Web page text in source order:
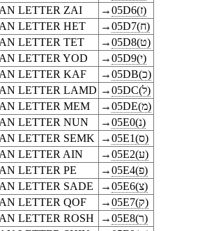
LETTER ZAI →
05D6(‎ז‎)
LETTER HET →
05D7(‎ח‎)
LETTER TET →
05D8(‎ט‎)
LETTER YOD →
05D9(‎י‎)
LETTER KAF →
05DB(‎כ‎)
LETTER LAMD →
05DC(‎ל‎)
LETTER MEM →
05DE(‎מ‎)
LETTER NUN →
05E0(‎נ‎)
LETTER SEMK →
05E1(‎ס‎)
LETTER AIN →
05E2(‎ע‎)
LETTER PE →
05E4(‎פ‎)
LETTER SADE →
05E6(‎צ‎)
LETTER QOF →
05E7(‎ק‎)
LETTER ROSH →
05E8(‎ר‎)